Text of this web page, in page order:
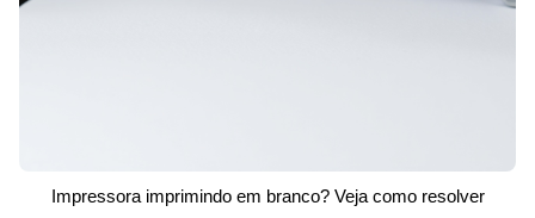
Impressora imprimindo em branco? Veja como resolver